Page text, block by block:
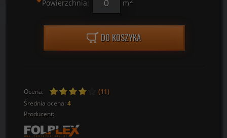
Powierzchnia: m
DO KOSZYKA
Ocena:
(11)
Średnia ocena: 4
Producent: